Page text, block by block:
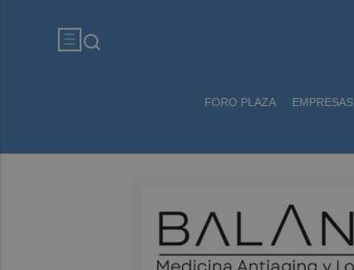
FORO PLAZA EMPRESAS